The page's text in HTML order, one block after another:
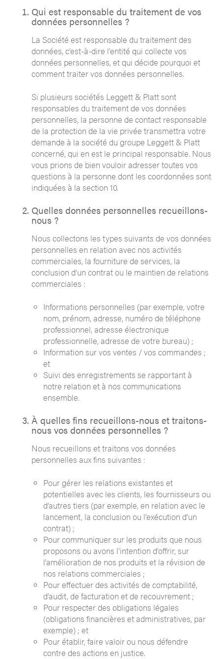
Qui est responsable du traitement de vos
données personnelles ?
La Société est responsable du traitement des
données, c’est-à-dire l’entité qui collecte vos
données personnelles, et qui décide pourquoi et
comment traiter vos données personnelles.
Si plusieurs sociétés Leggett & Platt sont
responsables du traitement de vos données
personnelles, la personne de contact responsable
de la protection de la vie privée transmettra votre
demande à la société du groupe Leggett & Platt
concerné, qui en est le principal responsable. Nous
vous prions de bien vouloir adresser toutes vos
questions à la personne dont les coordonnées sont
indiquées à la section 10.
Quelles données personnelles recueillons-
nous ?
Nous collectons les types suivants de vos données
personnelles en relation avec nos activités
commerciales, la fourniture de services, la
conclusion d’un contrat ou le maintien de relations
commerciales :
Informations personnelles (par exemple, votre
nom, prénom, adresse, numéro de téléphone
professionnel, adresse électronique
professionnelle, adresse de votre bureau) ;
Information sur vos ventes / vos commandes ;
et
Suivi des enregistrements se rapportant à
notre relation et à nos communications
ensemble.
À quelles fins recueillons-nous et traitons-
nous vos données personnelles ?
Nous recueillons et traitons vos données
personnelles aux fins suivantes :
Pour gérer les relations existantes et
potentielles avec les clients, les fournisseurs ou
d’autres tiers (par exemple, en relation avec le
lancement, la conclusion ou l’exécution d’un
contrat) ;
Pour communiquer sur les produits que nous
proposons ou avons l’intention d’offrir, sur
l’amélioration de nos produits et la révision de
nos relations commerciales ;
Pour effectuer des activités de comptabilité,
d’audit, de facturation et de recouvrement ;
Pour respecter des obligations légales
(obligations financières et administratives, par
exemple) ; et
Pour établir, faire valoir ou nous défendre
contre des actions en justice.